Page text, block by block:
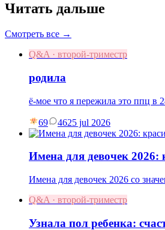
Читать дальше
Смотреть все →
Q&A · второй-триместр
родила
ё-мое что я пережила это ппц в
69 4625 jul 2026
Имена для девочек 2026:
Имена для девочек 2026 со
Q&A · второй-триместр
Узнала пол ребенка: